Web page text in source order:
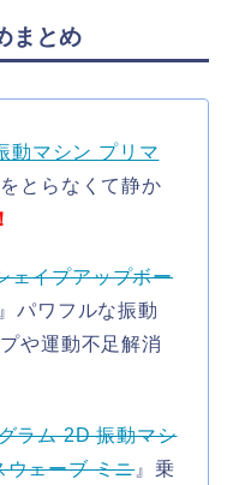
まとめ
動マシン プリマ
とらなくて静か
ェイプアップボー
パワフルな振動
や運動不足解消
ラム 2D 振動マシ
ウェーブ ミニ』乗